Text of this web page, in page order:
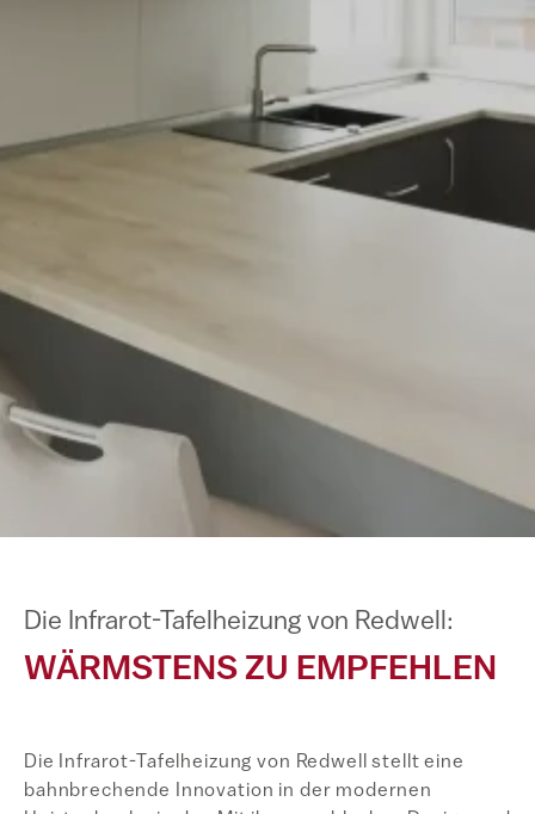
Die Infrarot-Tafelheizung von Redwell:
WÄRMSTENS ZU EMPFEHLEN
Die Infrarot-Tafelheizung von Redwell stellt eine
bahnbrechende Innovation in der modernen